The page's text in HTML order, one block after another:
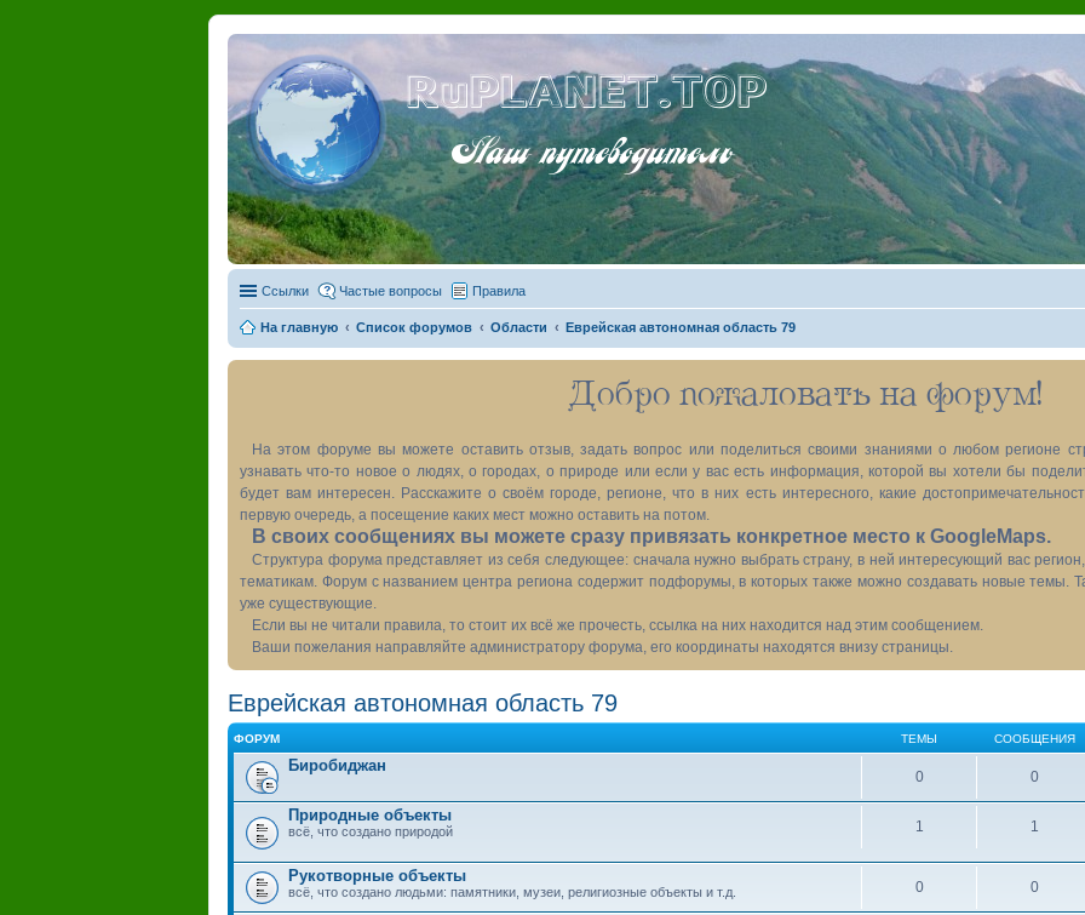
RuPLANET.TOP
Наш путеводитель
Ссылки Частые вопросы Правила
На главную Список форумов Области Еврейская автономная область 79
Добро пожаловать на форум!
На этом форуме вы можете оставить отзыв, задать вопрос или поделиться своими знаниями о любом регионе
узнавать что-то новое о людях, о городах, о природе или если у вас есть информация, которой вы хотели бы
будет вам интересен. Расскажите о своём городе, регионе, что в них есть интересного, какие
первую очередь, а посещение каких мест можно оставить на потом.
В своих сообщениях вы можете сразу привязать конкретное место к GoogleMaps.
Структура форума представляет из себя следующее: сначала нужно выбрать страну, в ней интересующий вас
тематикам. Форум с названием центра региона содержит подфорумы, в которых также можно создавать новые темы.
уже существующие.
Если вы не читали правила, то стоит их всё же прочесть, ссылка на них находится над этим сообщением.
Ваши пожелания направляйте администратору форума, его координаты находятся внизу страницы.
Еврейская автономная область 79
ФОРУМ ТЕМЫ СООБЩЕНИЯ
Биробиджан
0 0
Природные объекты
всё, что создано природой 1 1
Рукотворные объекты
всё, что создано людьми: памятники, музеи, религиозные объекты и т.д. 0 0